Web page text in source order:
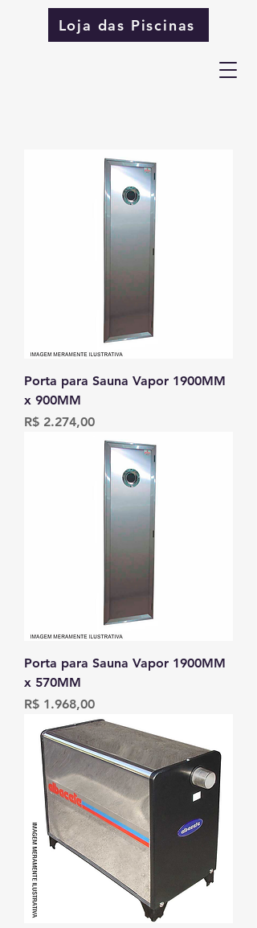
Loja das Piscinas
Porta para Sauna Vapor 1900MM
x 900MM
Preço
R$ 2.274,00
Porta para Sauna Vapor 1900MM
x 570MM
Preço
R$ 1.968,00